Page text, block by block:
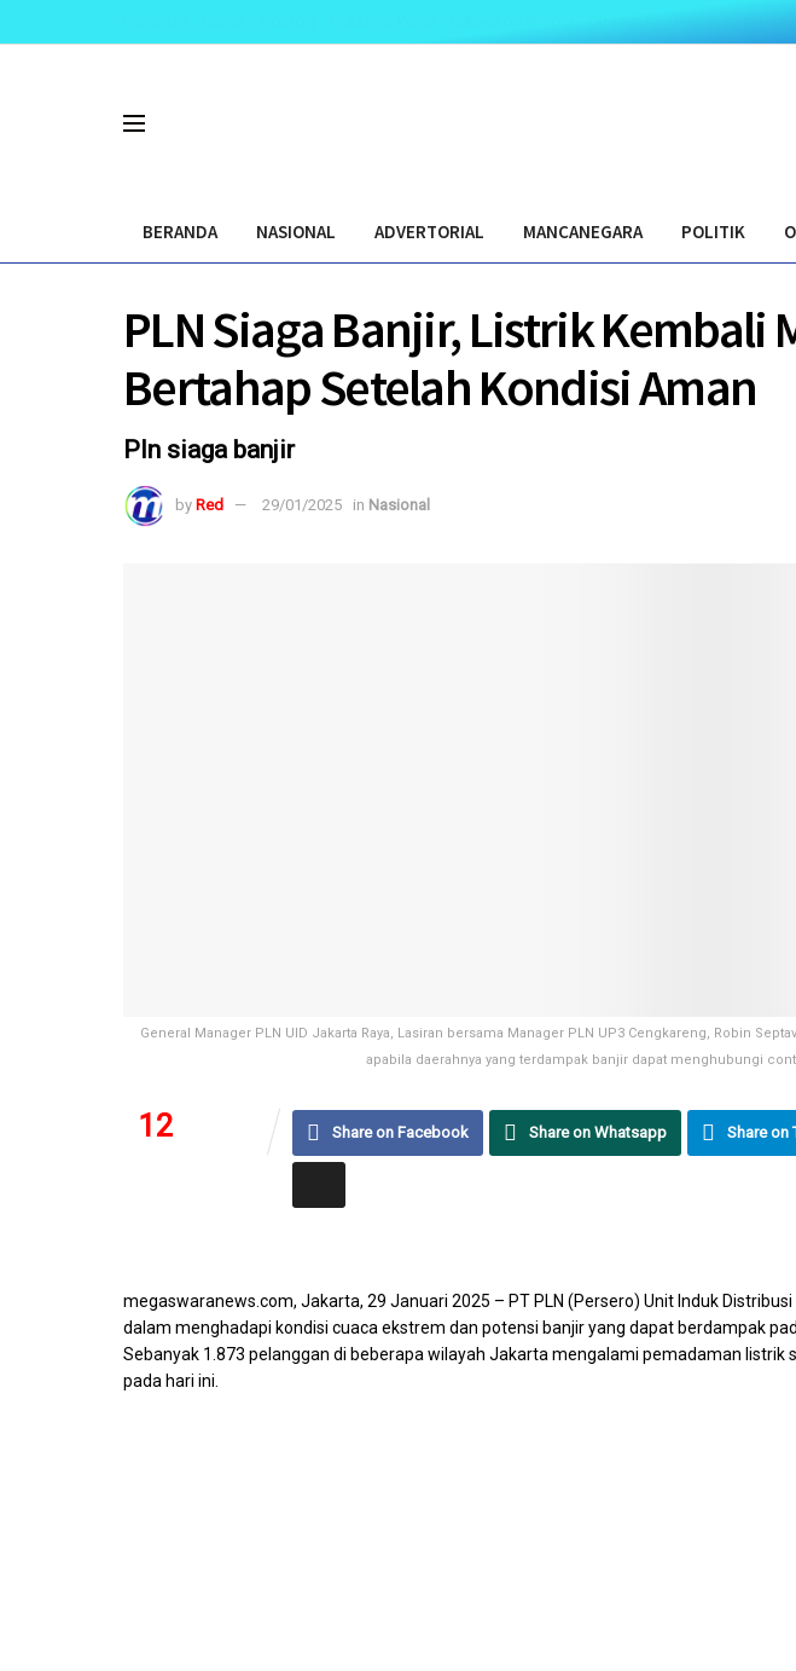
BERANDA NASIONAL ADVERTORIAL MANCANEGARA POLITIK
PLN Siaga Banjir, Listrik Kembali
Bertahap Setelah Kondisi Aman
Pln siaga banjir
by Red 29/01/2025 in Nasional
General Manager PLN UID Jakarta Raya, Lasiran bersama Manager PLN UP3 Cengkareng, Robin
apabila daerahnya yang terdampak banjir dapat menghubungi
12 Share on Facebook Share on Whatsapp Share on
megaswaranews.com, Jakarta, 29 Januari 2025 – PT PLN (Persero) Unit Induk
dalam menghadapi kondisi cuaca ekstrem dan potensi banjir yang dapat berdampak
Sebanyak 1.873 pelanggan di beberapa wilayah Jakarta mengalami pemadaman listrik
pada hari ini.